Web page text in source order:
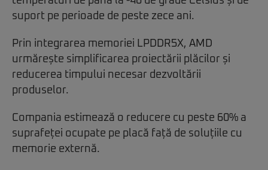
suport pe perioade de peste zece ani.
Prin integrarea memoriei LPDDR5X, AMD
urmărește simplificarea proiectării plăcilor și
reducerea timpului necesar dezvoltării
produselor.
Compania estimează o reducere cu peste 60% a
suprafeței ocupate pe placă față de soluțiile cu
memorie externă.